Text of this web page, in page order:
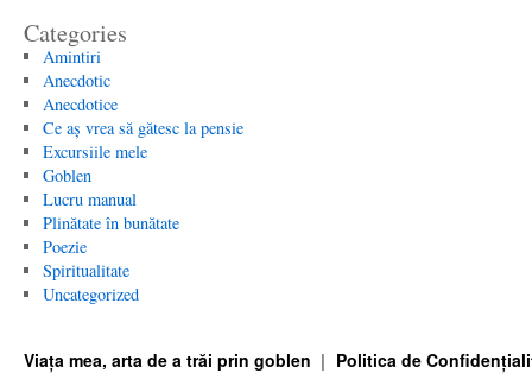
Categories
Amintiri
Anecdotic
Anecdotice
Ce aș vrea să gătesc la pensie
Excursiile mele
Goblen
Lucru manual
Plinătate în bunătate
Poezie
Spiritualitate
Uncategorized
Viața mea, arta de a trăi prin goblen Politica de